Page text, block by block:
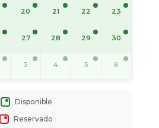
20 21 22 23
27 28 29 30
3 4 5 6
Disponible
Reservado